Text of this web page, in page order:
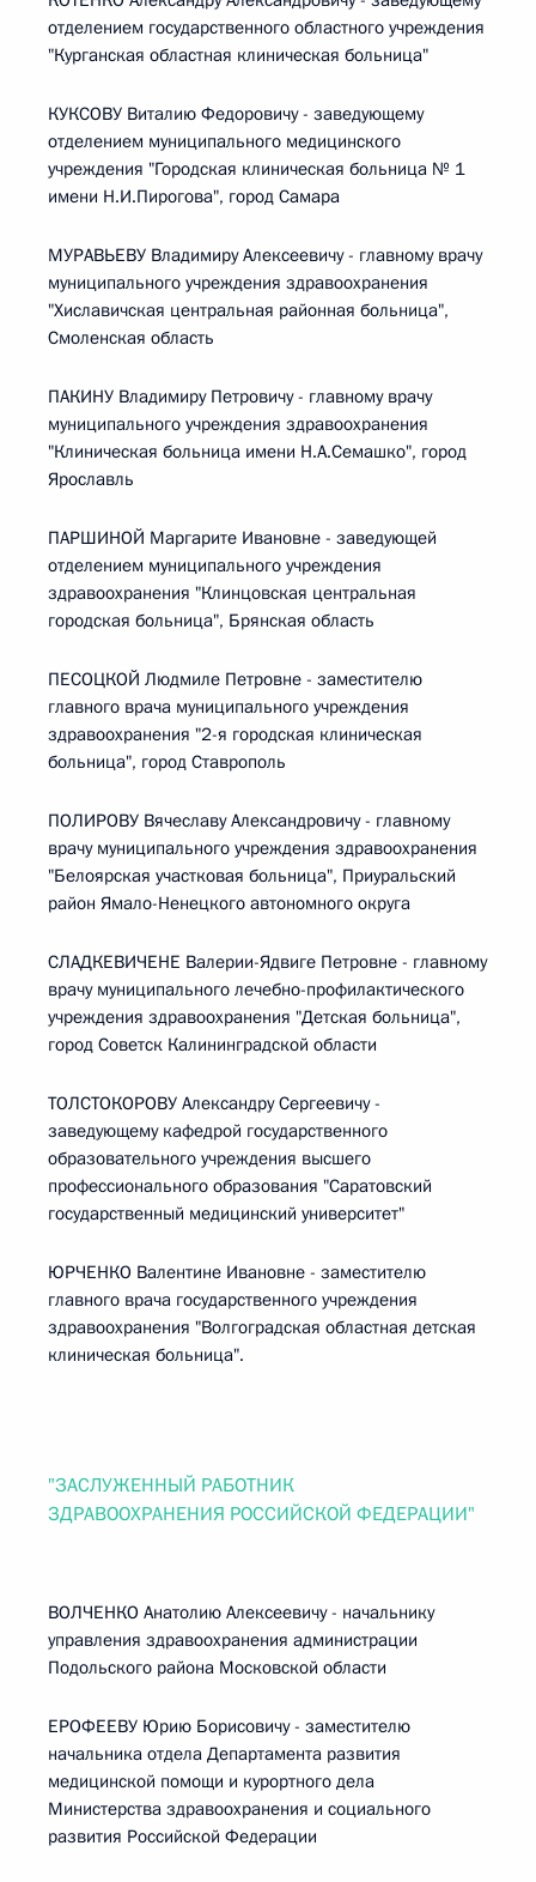
отделением государственного областного учреждения
"Курганская областная клиническая больница"
КУКСОВУ Виталию Федоровичу - заведующему
отделением муниципального медицинского
учреждения "Городская клиническая больница № 1
имени Н.И.Пирогова", город Самара
МУРАВЬЕВУ Владимиру Алексеевичу - главному врачу
муниципального учреждения здравоохранения
"Хиславичская центральная районная больница",
Смоленская область
ПАКИНУ Владимиру Петровичу - главному врачу
муниципального учреждения здравоохранения
"Клиническая больница имени Н.А.Семашко", город
Ярославль
ПАРШИНОЙ Маргарите Ивановне - заведующей
отделением муниципального учреждения
здравоохранения "Клинцовская центральная
городская больница", Брянская область
ПЕСОЦКОЙ Людмиле Петровне - заместителю
главного врача муниципального учреждения
здравоохранения "2-я городская клиническая
больница", город Ставрополь
ПОЛИРОВУ Вячеславу Александровичу - главному
врачу муниципального учреждения здравоохранения
"Белоярская участковая больница", Приуральский
район Ямало-Ненецкого автономного округа
СЛАДКЕВИЧЕНЕ Валерии-Ядвиге Петровне - главному
врачу муниципального лечебно-профилактического
учреждения здравоохранения "Детская больница",
город Советск Калининградской области
ТОЛСТОКОРОВУ Александру Сергеевичу -
заведующему кафедрой государственного
образовательного учреждения высшего
профессионального образования "Саратовский
государственный медицинский университет"
ЮРЧЕНКО Валентине Ивановне - заместителю
главного врача государственного учреждения
здравоохранения "Волгоградская областная детская
клиническая больница".
"ЗАСЛУЖЕННЫЙ РАБОТНИК
ЗДРАВООХРАНЕНИЯ РОССИЙСКОЙ ФЕДЕРАЦИИ"
ВОЛЧЕНКО Анатолию Алексеевичу - начальнику
управления здравоохранения администрации
Подольского района Московской области
ЕРОФЕЕВУ Юрию Борисовичу - заместителю
начальника отдела Департамента развития
медицинской помощи и курортного дела
Министерства здравоохранения и социального
развития Российской Федерации